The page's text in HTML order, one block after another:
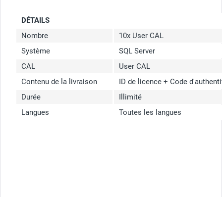
DÉTAILS
Nombre
10x User CAL
Système
SQL Server
CAL
User CAL
Contenu de la livraison
ID de licence + Code
Durée
Illimité
Langues
Toutes les langues